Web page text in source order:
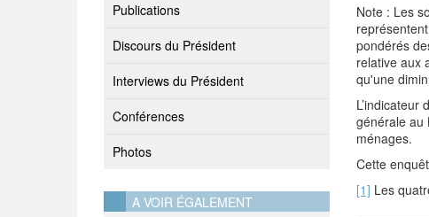
Publications
Discours du Président
Interviews du Président
Conférences
Photos
A VOIR ÉGALEMENT
Note : Les
pondérés
relative aux
qu'une
générale au
ménages.
Cette
[1] Les